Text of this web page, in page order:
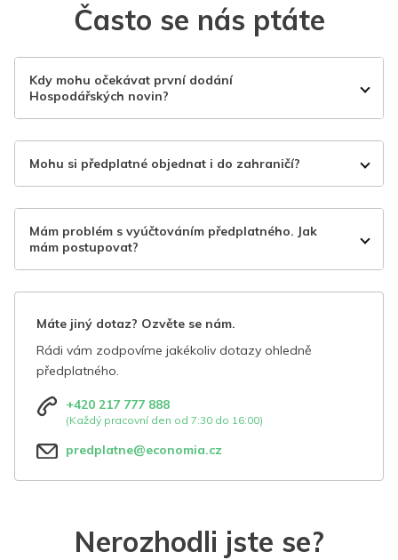
Často se nás ptáte
Kdy mohu očekávat první dodání
Hospodářských novin?
Mohu si předplatné objednat i do zahraničí?
Mám problém s vyúčtováním předplatného. Jak
mám postupovat?
Máte jiný dotaz? Ozvěte se nám.
Rádi vám zodpovíme jakékoliv dotazy ohledně
předplatného.
+420 217 777 888
(Každý pracovní den od 7:30 do 16:00)
predplatne@economia.cz
Nerozhodli jste se?